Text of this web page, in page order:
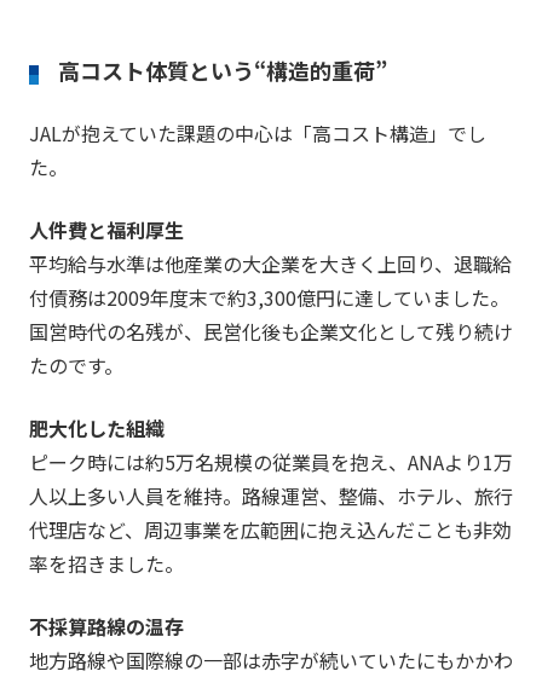
高コスト体質という“構造的重荷”
JALが抱えていた課題の中心は「高コスト構造」でし
た。
人件費と福利厚生
平均給与水準は他産業の大企業を大きく上回り、退職給
付債務は2009年度末で約3,300億円に達していました。
国営時代の名残が、民営化後も企業文化として残り続け
たのです。
肥大化した組織
ピーク時には約5万名規模の従業員を抱え、ANAより1万
人以上多い人員を維持。路線運営、整備、ホテル、旅行
代理店など、周辺事業を広範囲に抱え込んだことも非効
率を招きました。
不採算路線の温存
地方路線や国際線の一部は赤字が続いていたにもかかわ